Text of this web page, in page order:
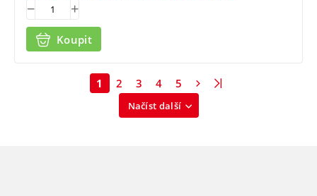
Koupit
Načíst další
1 2 3 4 5